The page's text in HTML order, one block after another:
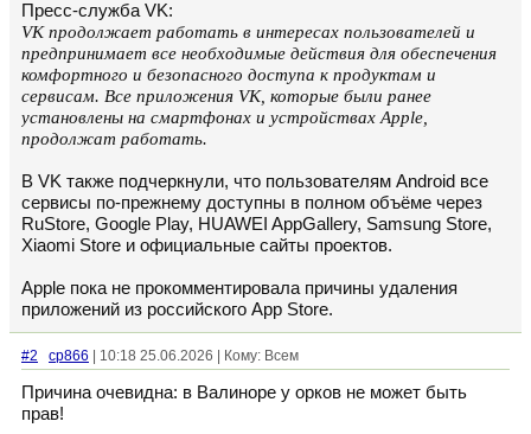
Пресс-служба VK:
VK продолжает работать в интересах пользователей и
предпринимает все необходимые действия для обеспечения
комфортного и безопасного доступа к продуктам и
сервисам. Все приложения VK, которые были ранее
установлены на смартфонах и устройствах Apple,
продолжат работать.
В VK также подчеркнули, что пользователям Android все
сервисы по-прежнему доступны в полном объёме через
RuStore, Google Play, HUAWEI AppGallery, Samsung Store,
Xiaomi Store и официальные сайты проектов.
Apple пока не прокомментировала причины удаления
приложений из российского App Store.
#2 cp866 | 10:18 25.06.2026 | Кому: Всем
Причина очевидна: в Валиноре у орков не может быть
прав!